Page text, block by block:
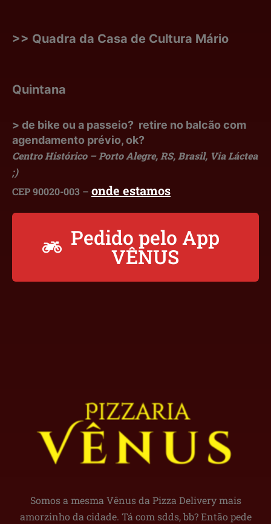
>> Quadra da Casa de Cultura Mário
Quintana
> de bike ou a passeio? retire no balcão com
agendamento prévio, ok?
Centro Histórico – Porto Alegre, RS, Brasil, Via Láctea
;)
CEP 90020-003 – onde estamos
Pedido pelo App
VÊNUS
Somos a mesma Vênus da Pizza Delivery mais
amorzinho da cidade. Tá com sdds, bb? Então pede